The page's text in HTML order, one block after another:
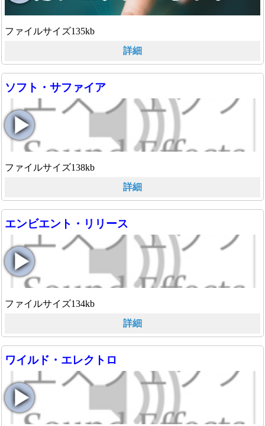
ファイルサイズ135kb
詳細
ソフト・サファイア
ファイルサイズ138kb
詳細
エンビエント・リリース
ファイルサイズ134kb
詳細
ワイルド・エレクトロ